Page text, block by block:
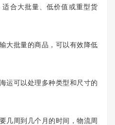
合大批量、低价值或重型货
批量的商品，可以有效降低
可以处理多种类型和尺寸的
周到几个月的时间，物流周